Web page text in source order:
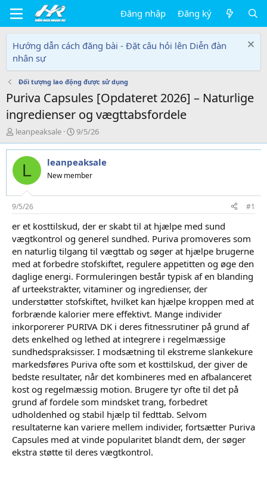
Đăng nhập Đăng ký
Hướng dẫn cách đăng bài - Đặt câu hỏi lên Diễn đàn
nhân sự
Đối tượng lao động được sử dụng
Puriva Capsules [Opdateret 2026] – Naturlige
ingredienser og vægttabsfordele
T
h
r
e
d
s
t
a
r
t
e
r
leanpeaksale
N
g
à
y
g
i
9/5/26
L leanpeaksale
New member
9/5/26 #1
er et kosttilskud, der er skabt til at hjælpe med sund
vægtkontrol og generel sundhed. Puriva promoveres som
en naturlig tilgang til vægttab og søger at hjælpe brugerne
med at forbedre stofskiftet, regulere appetitten og øge den
daglige energi. Formuleringen består typisk af en blanding
af urteekstrakter, vitaminer og ingredienser, der
understøtter stofskiftet, hvilket kan hjælpe kroppen med at
forbrænde kalorier mere effektivt. Mange individer
inkorporerer PURIVA DK i deres fitnessrutiner på grund af
dets enkelhed og lethed at integrere i regelmæssige
sundhedspraksisser. I modsætning til ekstreme slankekure
markedsføres Puriva ofte som et kosttilskud, der giver de
bedste resultater, når det kombineres med en afbalanceret
kost og regelmæssig motion. Brugere tyr ofte til det på
grund af fordele som mindsket trang, forbedret
udholdenhed og stabil hjælp til fedttab. Selvom
resultaterne kan variere mellem individer, fortsætter Puriva
Capsules med at vinde popularitet blandt dem, der søger
ekstra støtte til deres vægtkontrol.